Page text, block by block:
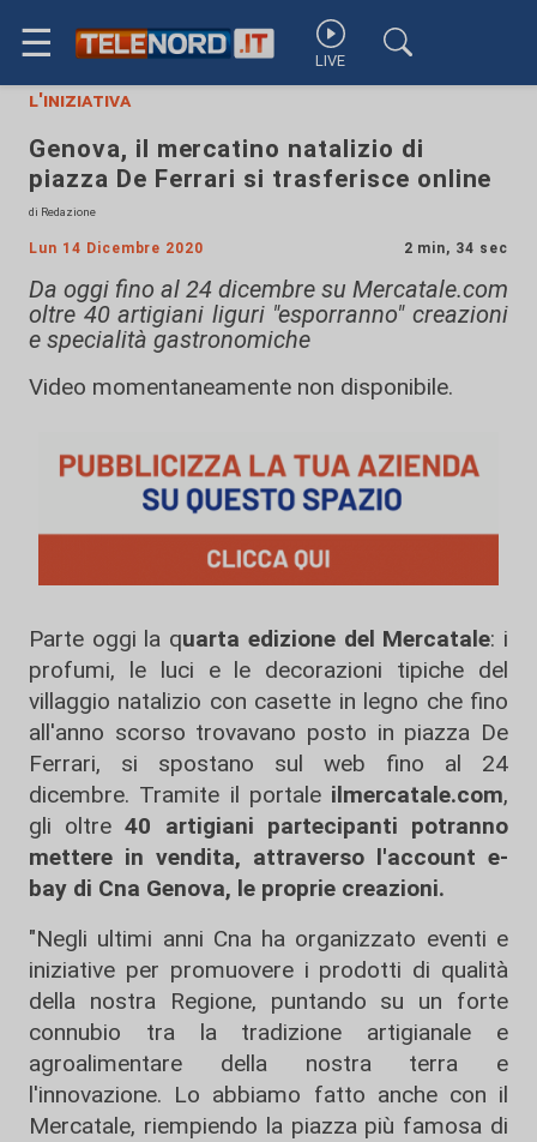
☰ LIVE
l'iniziativa
Genova, il mercatino natalizio di
piazza De Ferrari si trasferisce online
di Redazione
Lun 14 Dicembre 2020 2 min, 34 sec
Da oggi fino al 24 dicembre su Mercatale.com
oltre 40 artigiani liguri "esporranno" creazioni
e specialità gastronomiche
Video momentaneamente non disponibile.
Parte oggi la quarta edizione del Mercatale: i
profumi, le luci e le decorazioni tipiche del
villaggio natalizio con casette in legno che fino
all'anno scorso trovavano posto in piazza De
Ferrari, si spostano sul web fino al 24
dicembre. Tramite il portaleilmercatale.com,
gli oltre40 artigiani partecipanti potranno
mettere in vendita, attraverso l'account e-
bay di Cna Genova, le proprie creazioni.
"Negli ultimi anni Cna ha organizzato eventi e
iniziative per promuovere i prodotti di qualità
della nostra Regione, puntando su un forte
connubio tra la tradizione artigianale e
agroalimentare della nostra terra e
l'innovazione. Lo abbiamo fatto anche con il
Mercatale, riempiendo la piazza più famosa di